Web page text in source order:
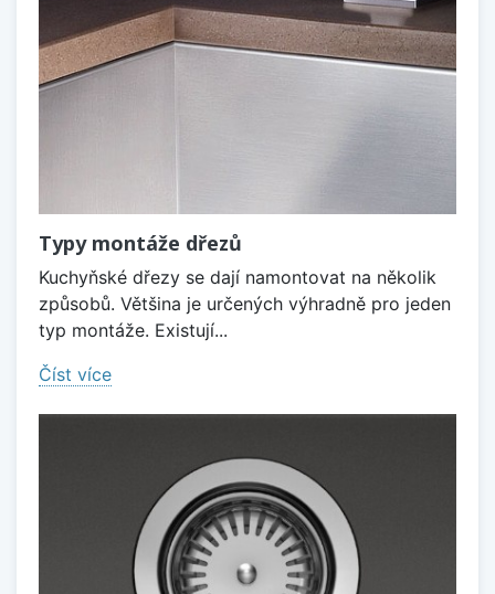
Typy montáže dřezů
Kuchyňské dřezy se dají namontovat na několik
způsobů. Většina je určených výhradně pro jeden
typ montáže. Existují...
Číst více